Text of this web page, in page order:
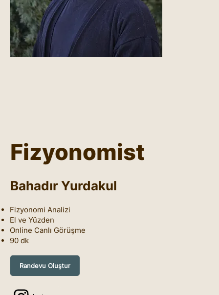
Fizyonomist
Bahadır Yurdakul
Fizyonomi Analizi
El ve Yüzden
Online Canlı Görüşme
90 dk
Randevu Oluştur